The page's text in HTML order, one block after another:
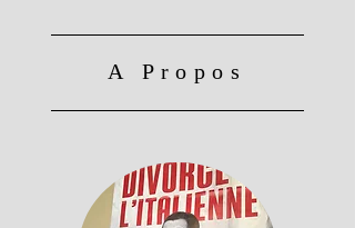
A Propos